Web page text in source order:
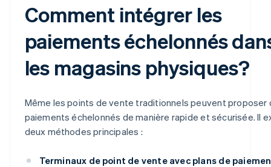
Comment intégrer les
paiements échelonnés
les magasins physiques?
Même les points de vente traditionnels peuvent proposer
paiements échelonnés de manière rapide et sécurisée. Il
deux méthodes principales :
Terminaux de point de vente avec plans de